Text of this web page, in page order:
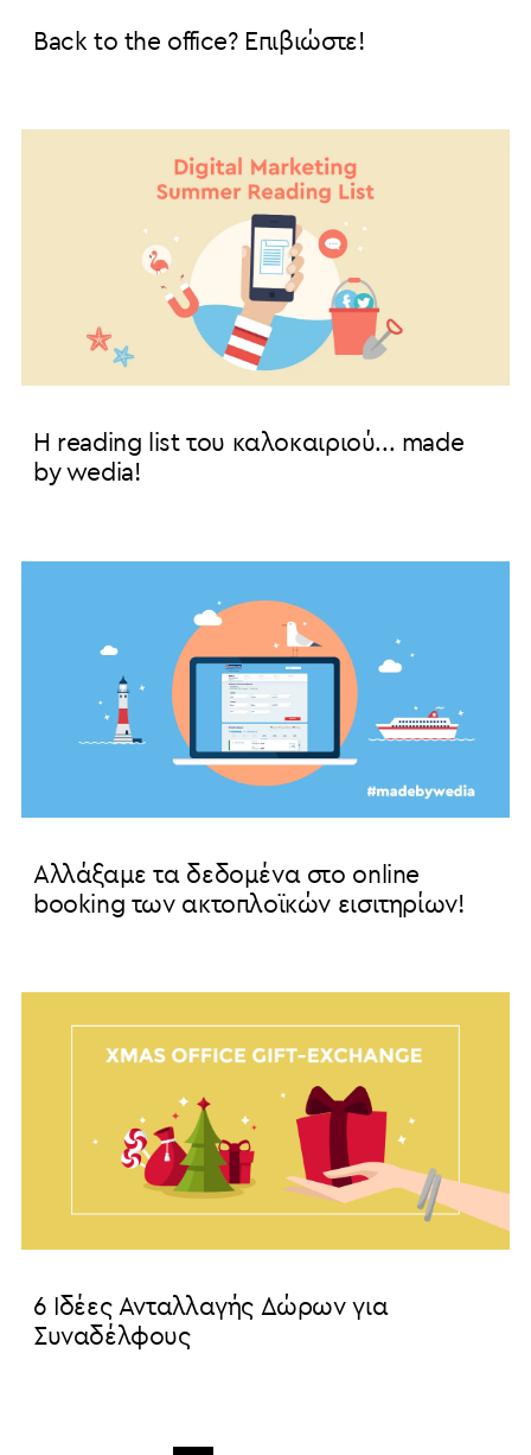
Back to the office? Eπιβιώστε!
H reading list του καλοκαιριού... made
by wedia!
Αλλάξαμε τα δεδομένα στο online
booking των ακτοπλοϊκών εισιτηρίων!
6 Ιδέες Ανταλλαγής Δώρων για
Συναδέλφους